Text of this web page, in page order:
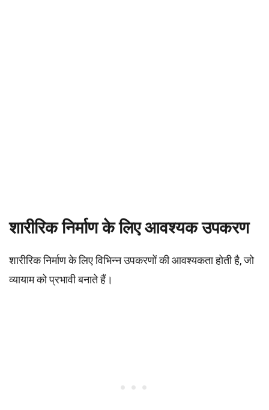
शारीरिक निर्माण के लिए आवश्यक उपकरण
शारीरिक निर्माण के लिए विभिन्न उपकरणों की आवश्यकता होती है, जो
व्यायाम को प्रभावी बनाते हैं।